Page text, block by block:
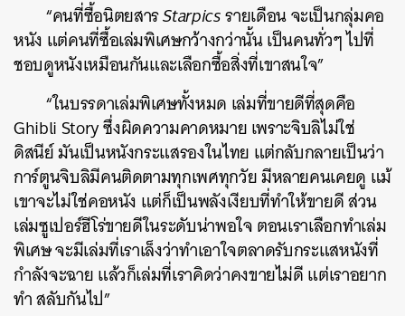
“คนที่ซื้อนิตยสารStarpicsรายเดือน จะเป็นกลุ่มคอ
หนัง แต่คนที่ซื้อเล่มพิเศษกว้างกว่านั้น เป็นคนทั่วๆ ไปที่
ชอบดูหนังเหมือนกันและเลือกซื้อสิ่งที่เขาสนใจ”
“ในบรรดาเล่มพิเศษทั้งหมด เล่มที่ขายดีที่สุดคือ
Ghibli Story ซึ่งผิดความคาดหมาย เพราะจิบลิไม่ใช่
ดิสนีย์ มันเป็นหนังกระแสรองในไทย แต่กลับกลายเป็นว่า
การ์ตูนจิบลิมีคนติดตามทุกเพศทุกวัย มีหลายคนเคยดู แม้
เขาจะไม่ใช่คอหนัง แต่ก็เป็นพลังเงียบที่ทำให้ขายดี ส่วน
เล่มซูเปอร์ฮีโร่ขายดีในระดับน่าพอใจ ตอนเราเลือกทำเล่ม
พิเศษ จะมีเล่มที่เราเล็งว่าทำเอาใจตลาดรับกระแสหนังที่
กำลังจะฉาย แล้วก็เล่มที่เราคิดว่าคงขายไม่ดี แต่เราอยาก
ทำ สลับกันไป”
TWEET EMAIL